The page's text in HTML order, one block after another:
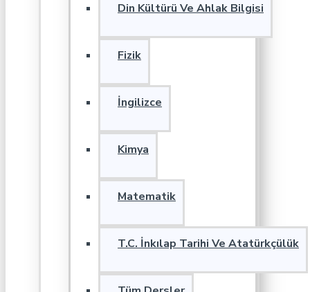
Din Kültürü Ve Ahlak Bilgisi
Fizik
İngilizce
Kimya
Matematik
T.C. İnkılap Tarihi Ve Atatürkçülük